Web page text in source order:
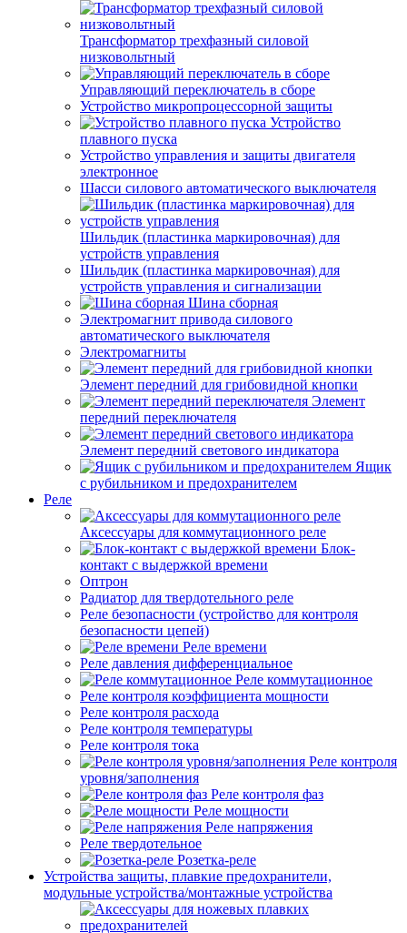
Трансформатор трехфазный силовой
низковольтный
Управляющий переключатель в сборе
Устройство микропроцессорной защиты
Устройство
плавного пуска
Устройство управления и защиты двигателя
электронное
Шасси силового автоматического выключателя
Шильдик (пластинка маркировочная) для
устройств управления
Шильдик (пластинка маркировочная) для
устройств управления и сигнализации
Шина сборная
Электромагнит привода силового
автоматического выключателя
Электромагниты
Элемент передний для грибовидной кнопки
Элемент
передний переключателя
Элемент передний светового индикатора
Ящик
с рубильником и предохранителем
Реле
Аксессуары для коммутационного реле
Блок-
контакт с выдержкой времени
Оптрон
Радиатор для твердотельного реле
Реле безопасности (устройство для контроля
безопасности цепей)
Реле времени
Реле давления дифференциальное
Реле коммутационное
Реле контроля коэффициента мощности
Реле контроля расхода
Реле контроля температуры
Реле контроля тока
Реле контроля
уровня/заполнения
Реле контроля фаз
Реле мощности
Реле напряжения
Реле твердотельное
Розетка-реле
Устройства защиты, плавкие предохранители,
модульные устройства/монтажные устройства